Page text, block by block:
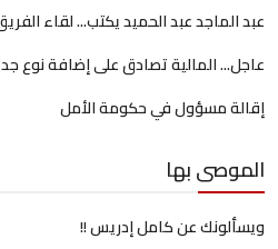
عبد الماجد عبد الحميد يكتب... لقاء
عاجل... المالية تصادق على إضافة نوع
إقالة مسؤول في حكومة الأمل
الموصى بها
ويسألونك عن كامل إدريس !!